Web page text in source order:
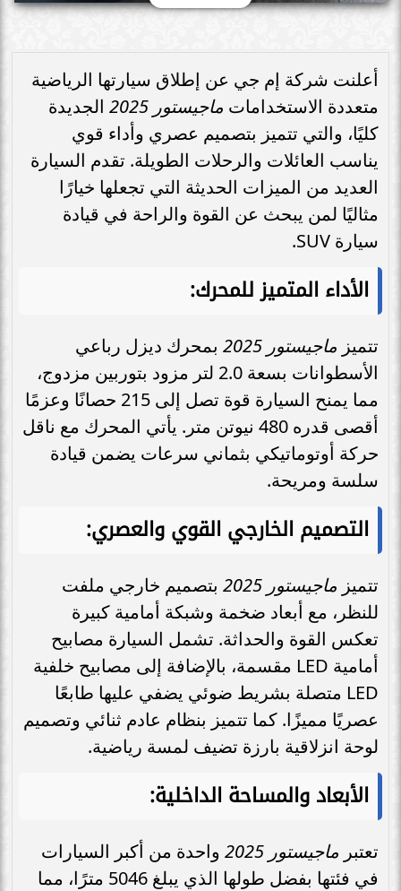
أعلنت شركة إم جي عن إطلاق سيارتها الرياضية
متعددة الاستخدامات ماجيستور 2025
الجديدة
كليًا، والتي تتميز بتصميم عصري وأداء قوي
يناسب العائلات والرحلات الطويلة. تقدم السيارة
العديد من الميزات الحديثة التي تجعلها خيارًا
مثاليًا لمن يبحث عن القوة والراحة في قيادة
سيارة SUV.
الأداء المتميز للمحرك:
تتميز ماجيستور 2025
بمحرك ديزل رباعي
الأسطوانات بسعة 2.0 لتر مزود بتوربين مزدوج،
مما يمنح السيارة قوة تصل إلى 215 حصانًا وعزمًا
أقصى قدره 480 نيوتن متر. يأتي المحرك مع ناقل
حركة أوتوماتيكي بثماني سرعات يضمن قيادة
سلسة ومريحة.
التصميم الخارجي القوي والعصري:
تتميز ماجيستور 2025
بتصميم خارجي ملفت
للنظر، مع أبعاد ضخمة وشبكة أمامية كبيرة
تعكس القوة والحداثة. تشمل السيارة مصابيح
أمامية LED مقسمة، بالإضافة إلى مصابيح خلفية
LED متصلة بشريط ضوئي يضفي عليها طابعًا
عصريًا مميزًا. كما تتميز بنظام عادم ثنائي وتصميم
لوحة انزلاقية بارزة تضيف لمسة رياضية.
الأبعاد والمساحة الداخلية:
تعتبر ماجيستور 2025
واحدة من أكبر السيارات
في فئتها بفضل طولها الذي يبلغ 5046 مترًا، مما